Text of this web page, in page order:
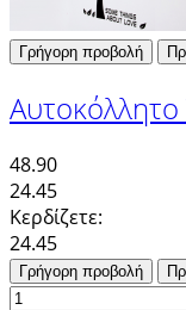
Γρήγορη προβολή
Αυτοκόλλητο
48.90
24.45
Κερδίζετε:
24.45
Γρήγορη προβολή